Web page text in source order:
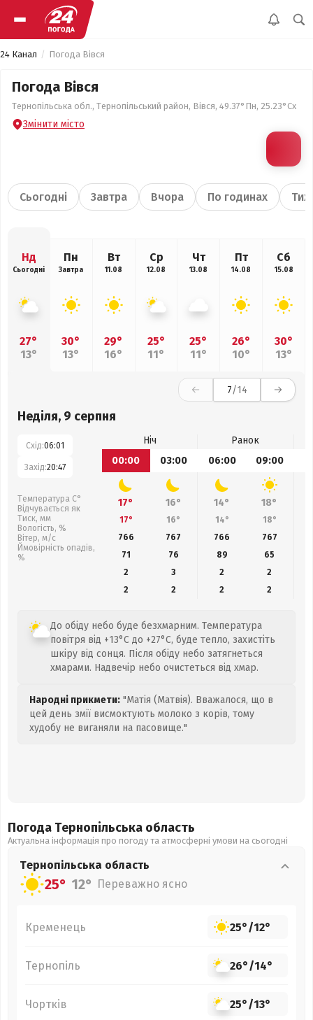
24 Канал Погода Вівся
Погода Вівся
Тернопільська обл., Тернопільський район, Вівся, 49.37°Пн, 25.23°Сх
Змінити місто
Сьогодні Завтра Вчора По годинах
Нд
Сьогодні
27°
13°
Пн
Завтра
30°
13°
Вт
11.08
29°
16°
Ср
12.08
25°
11°
Чт
13.08
25°
11°
Пт
14.08
26°
10°
Сб
15.08
30°
13°
7/14
Неділя, 9 серпня
Схід:06:01
Захід:20:47
Температура С°
Відчувається як
Тиск, мм
Вологість, %
Вітер, м/с
Ймовірність опадів,
%
Ніч
Ранок
00:00
03:00 06:00 09:00
17° 16° 14° 18°
17° 16° 14° 18°
766
767 766 767
71
76 89 65
2
3 2
2
2
2 2 2
До обіду небо буде безхмарним. Температура
повітря від +13°C до +27°C, буде тепло, захистіть
шкіру від сонця. Після обіду небо затягнеться
хмарами. Надвечір небо очистеться від хмар.
Народні прикмети: "Матія (Матвія). Вважалося, що в
цей день змії висмоктують молоко з корів, тому
худобу не виганяли на пасовище."
Погода Тернопільська область
Актуальна інформація про погоду та атмосферні умови на сьогодні
Тернопільська область
25° 12° Переважно ясно
Кременець 25°/12°
Тернопіль 26°/14°
Чортків 25°/13°